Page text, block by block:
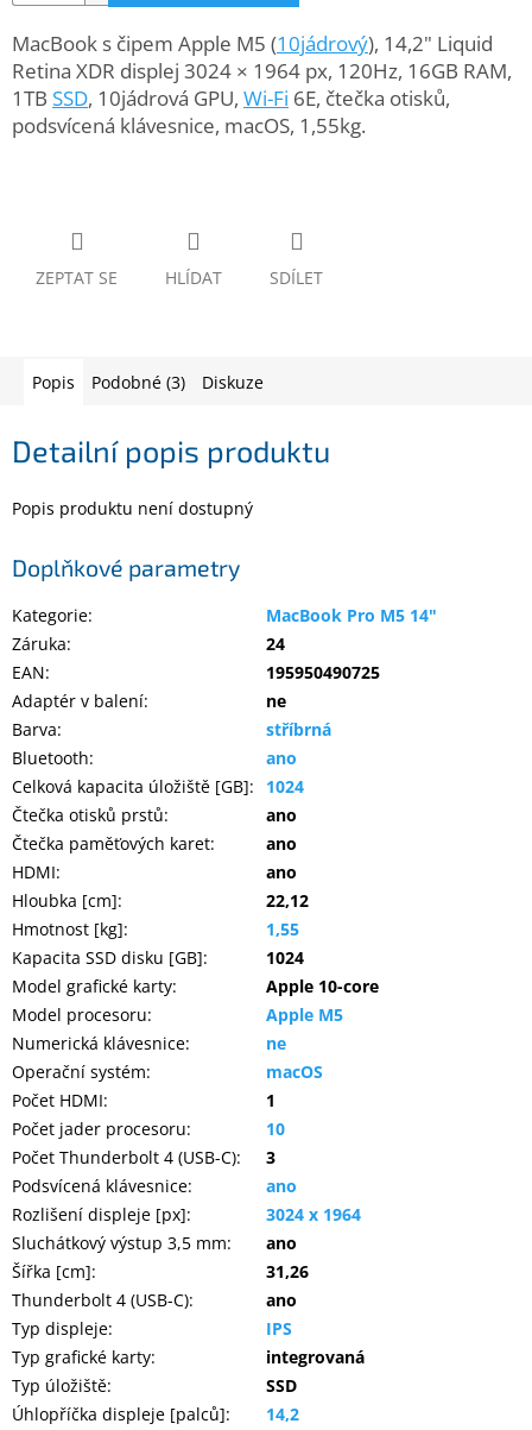
www.inpraise.cz
Gaming
Telefony
a
a
%
Black
Friday
VÝPRODEJ
Akční
zboží
TONERY
A
CARTRIDGE
OEM
Sestavy
počítačů
Inpraise
Kamerové
systémy
MILESIGHT
Doprodej
Přihlášení
MacBook s čipem Apple M5 (10jádrový), 14,2" Liquid
Retina XDR displej 3024 × 1964 px, 120Hz, 16GB RAM,
1TB SSD, 10jádrová GPU, Wi-Fi 6E, čtečka otisků,
podsvícená klávesnice, macOS, 1,55kg.
ZEPTAT SE HLÍDAT SDÍLET
Popis Podobné (3) Diskuze
Detailní popis produktu
Popis produktu není dostupný
Doplňkové parametry
Kategorie:
MacBook Pro M5 14"
Záruka:
24
EAN:
195950490725
Adaptér v balení:
ne
Barva:
stříbrná
Bluetooth:
ano
Celková kapacita úložiště [GB]:
1024
Čtečka otisků prstů:
ano
Čtečka paměťových karet:
ano
HDMI:
ano
Hloubka [cm]:
22,12
Hmotnost [kg]:
1,55
Kapacita SSD disku [GB]:
1024
Model grafické karty:
Apple 10-core
Model procesoru:
Apple M5
Numerická klávesnice:
ne
Operační systém:
macOS
Počet HDMI:
1
Počet jader procesoru:
10
Počet Thunderbolt 4 (USB-C):
3
Podsvícená klávesnice:
ano
Rozlišení displeje [px]:
3024 x 1964
Sluchátkový výstup 3,5 mm:
ano
Šířka [cm]:
31,26
Thunderbolt 4 (USB-C):
ano
Typ displeje:
IPS
Typ grafické karty:
integrovaná
Typ úložiště:
SSD
Úhlopříčka displeje [palců]:
14,2